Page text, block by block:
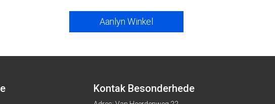
Aanlyn Winkel
Kontak Besonderhede